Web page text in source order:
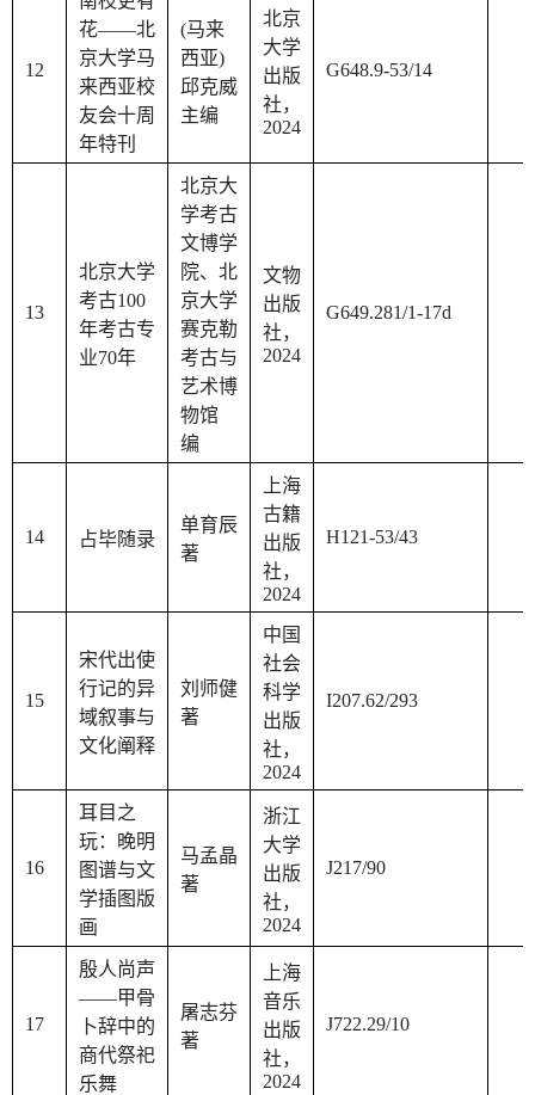
12
花——北
京大学马
来西亚校
友会十周
年特刊
(马来
西亚)
邱克威
主编
北京
大学
出版
社，
2024
G648.9-53/14
13
北京大学
考古100
年考古专
业70年
北京大
学考古
文博学
院、北
京大学
赛克勒
考古与
艺术博
物馆
编
文物
出版
社，
2024
G649.281/1-17d
14 占毕随录
单育辰
著
上海
古籍
出版
社，
2024
H121-53/43
15
宋代出使
行记的异
域叙事与
文化阐释
刘师健
著
中国
社会
科学
出版
社，
2024
I207.62/293
16
耳目之
玩：晚明
图谱与文
学插图版
画
马孟晶
著
浙江
大学
出版
社，
2024
J217/90
17
殷人尚声
——甲骨
卜辞中的
商代祭祀
乐舞
屠志芬
著
上海
音乐
出版
社，
2024
J722.29/10